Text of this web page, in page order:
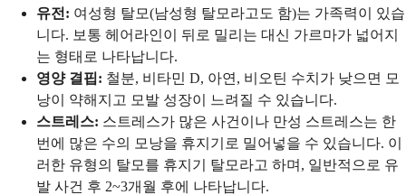
유전: 여성형 탈모(남성형 탈모라고도 함)는 가족력이 있습
니다. 보통 헤어라인이 뒤로 밀리는 대신 가르마가 넓어지
는 형태로 나타납니다.
영양 결핍: 철분, 비타민 D, 아연, 비오틴 수치가 낮으면 모
낭이 약해지고 모발 성장이 느려질 수 있습니다.
스트레스: 스트레스가 많은 사건이나 만성 스트레스는 한
번에 많은 수의 모낭을 휴지기로 밀어넣을 수 있습니다. 이
러한 유형의 탈모를 휴지기 탈모라고 하며, 일반적으로 유
발 사건 후 2~3개월 후에 나타납니다.